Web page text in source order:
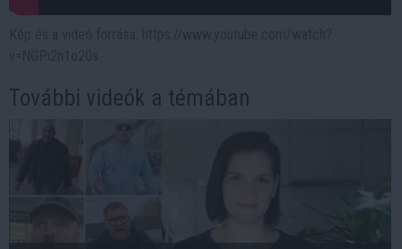
További videók a témában